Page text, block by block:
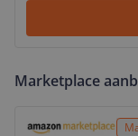
Marketplace